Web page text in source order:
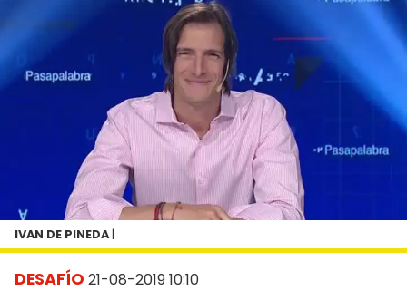
DESAFÍO 21-08-2019 10:10
IVAN DE PINEDA |